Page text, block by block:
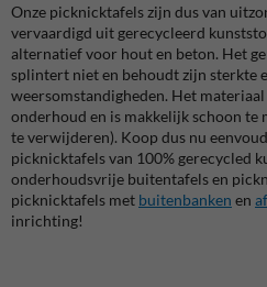
Onze picknicktafels zijn dus van
vervaardigd uit gerecycleerd
alternatief voor hout en beton. Het
splintert niet en behoudt zijn sterkte
weersomstandigheden. Het
onderhoud en is makkelijk schoon te
te verwijderen). Koop dus nu
picknicktafels van 100% gerecycled
onderhoudsvrije buitentafels en
picknicktafels met buitenbanken en
inrichting!